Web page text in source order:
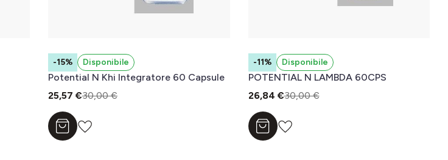
-15% Disponibile
Potential N Khi Integratore 60 Capsule
25,57 €30,00 €
Aggiungi al carrello
-11% Disponibile
POTENTIAL N LAMBDA 60CPS
26,84 €30,00 €
Aggiungi al carrello